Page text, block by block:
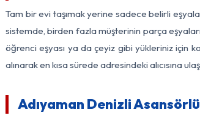
Tam bir evi taşımak yerine sadece belirli
sistemde, birden fazla müşterinin parça
öğrenci eşyası ya da çeyiz gibi yükleriniz için
alınarak en kısa sürede adresindeki alıcısına
Adıyaman Denizli